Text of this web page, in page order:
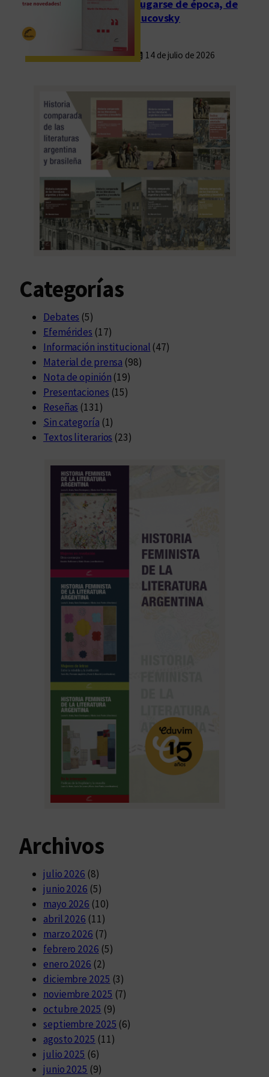
Fugarse de época, de
Rucovsky
14 de julio de 2026
Categorías
Debates (5)
Efemérides (17)
Información institucional (47)
Material de prensa (98)
Nota de opinión (19)
Presentaciones (15)
Reseñas (131)
Sin categoría (1)
Textos literarios (23)
Archivos
julio 2026 (8)
junio 2026 (5)
mayo 2026 (10)
abril 2026 (11)
marzo 2026 (7)
febrero 2026 (5)
enero 2026 (2)
diciembre 2025 (3)
noviembre 2025 (7)
octubre 2025 (9)
septiembre 2025 (6)
agosto 2025 (11)
julio 2025 (6)
junio 2025 (9)